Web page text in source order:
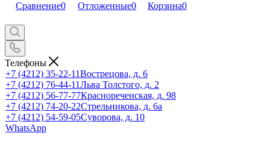
Сравнение0 Отложенные0 Корзина0
Телефоны
+7 (4212) 35-22-11Вострецова, д. 6
+7 (4212) 76-44-11Льва Толстого, д. 2
+7 (4212) 56-77-77Краснореченская, д. 98
+7 (4212) 74-20-22Стрельникова, д. 6а
+7 (4212) 54-59-05Суворова, д. 10
WhatsApp